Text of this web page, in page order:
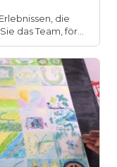
die
das Team, för...